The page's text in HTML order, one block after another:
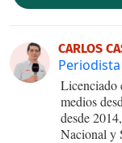
CARLOS
Periodista
Licenciado
medios
desde
Nacional y